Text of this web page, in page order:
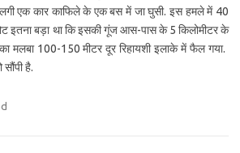
एक कार काफिले के एक बस में जा घुसी. इस हमले में 40
इतना बड़ा था कि इसकी गूंज आस-पास के 5 किलोमीटर के
मलबा 100-150 मीटर दूर रिहायशी इलाके में फैल गया.
है.